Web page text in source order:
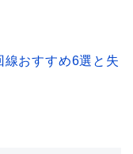
線おすすめ6選と失